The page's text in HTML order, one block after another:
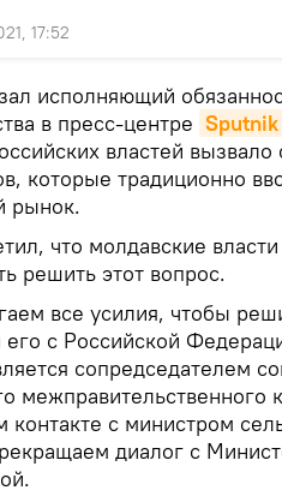
17:52
исполняющий
в пресс-центре
властей
которые традиционно
рынок.
что молдавские
решить этот вопрос.
все усилия, чтобы
его с Российской
сопредседателем
межправительственного
контакте с министром
диалог с